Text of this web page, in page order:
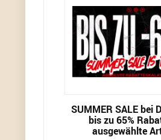
SUMMER SALE bei
bis zu 65%
ausgewählte